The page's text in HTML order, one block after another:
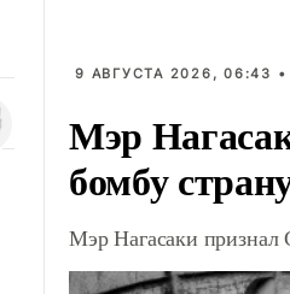
9 АВГУСТА 2026, 06:43 •
Мэр
бомбу
Мэр Нагасаки